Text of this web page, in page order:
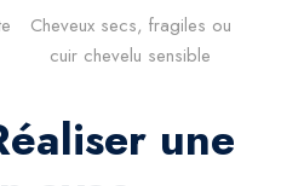
Cheveux secs, fragiles ou
cuir chevelu sensible
une